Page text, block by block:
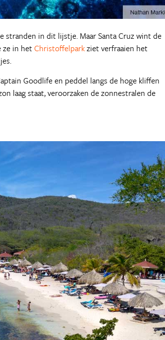
stranden in dit lijstje. Maar Santa Cruz wint de
ze in het Christoffelparkziet verfraaien het
Goodlife en peddel langs de hoge kliffen
laag staat, veroorzaken de zonnestralen de